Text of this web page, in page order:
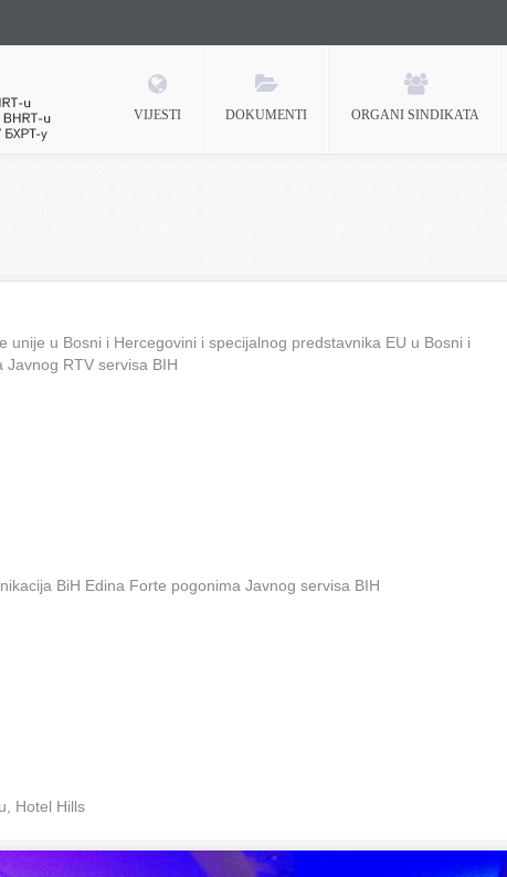
u
VIJESTI DOKUMENTI ORGANI SINDIKATA
u Bosni i Hercegovini i specijalnog predstavnika EU u Bosni i
RTV servisa BIH
BiH Edina Forte pogonima Javnog servisa BIH
Hotel Hills